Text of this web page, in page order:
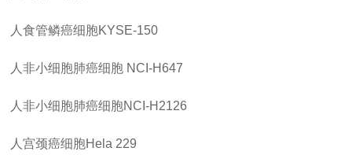
人食管鳞癌细胞KYSE-150
人非小细胞肺癌细胞 NCI-H647
人非小细胞肺癌细胞NCI-H2126
人宫颈癌细胞Hela 229